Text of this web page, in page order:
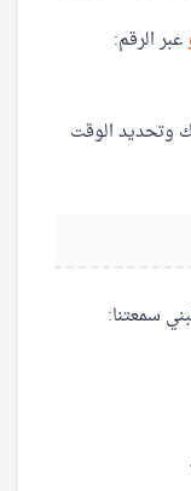
عبر الرقم:
وتحديد الوقت
سمعتنا: